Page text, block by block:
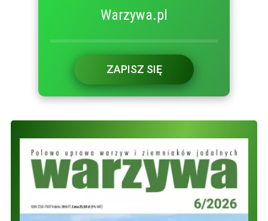
Warzywa.pl
ZAPISZ SIĘ